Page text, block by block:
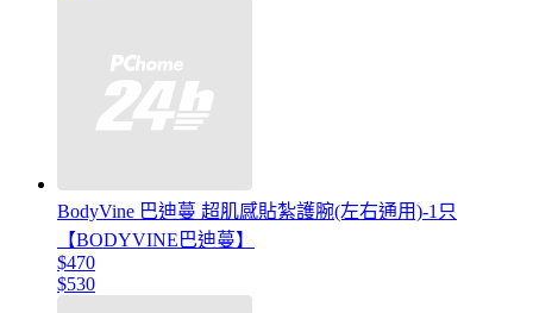
BodyVine 巴迪蔓 超肌感貼紮護腕(左右通用)-1只
【BODYVINE巴迪蔓】
$470
$530